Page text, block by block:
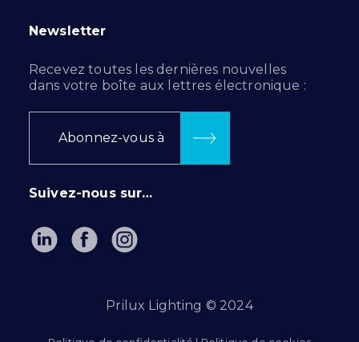
Newsletter
Recevez toutes les dernières nouvelles
dans votre boîte aux lettres électronique :
Abonnez-vous à
Suivez-nous sur…
Prilux Lighting © 2024